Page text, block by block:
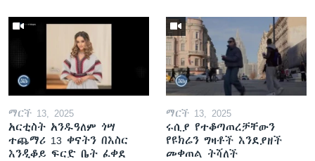
ማርች 13, 2025
አርቲስት አንዱዓለም ጎሣ
ተጨማሪ 13 ቀናትን በእስር
እንዲቆይ ፍርድ ቤት ፈቀደ
ማርች 13, 2025
ሩሲያ የተቆጣጠረቻቸውን
የዩክሬን ግዛቶች እንደያዘች
መቀጠል ትሻለች